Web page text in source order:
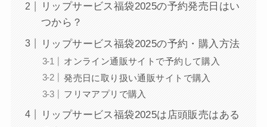
リップサービス福袋2025の予約発売日はい
つから？
リップサービス福袋2025の予約・購入方法
オンライン通販サイトで予約して購入
発売日に取り扱い通販サイトで購入
フリマアプリで購入
リップサービス福袋2025は店頭販売はある